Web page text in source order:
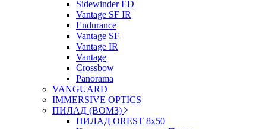
Sidewinder ED
Vantage SF IR
Endurance
Vantage SF
Vantage IR
Vantage
Crossbow
Panorama
VANGUARD
IMMERSIVE OPTICS
ПИЛАД (ВОМЗ)
ПИЛАД OREST 8х50